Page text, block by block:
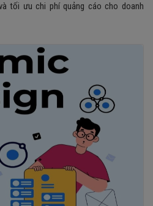
tối ưu chi phí quảng cáo cho doanh